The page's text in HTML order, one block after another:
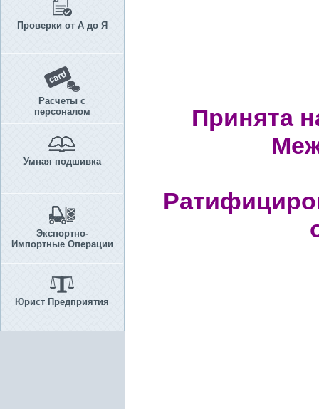
Проверки от А до Я
Расчеты с
персоналом
Умная подшивка
Экспортно-
Импортные Операции
Юрист Предприятия
Принята